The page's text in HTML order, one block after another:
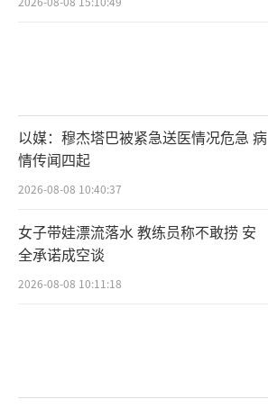
以媒：穆杰塔巴被紧急送医情况危急 病
情传闻四起
2026-08-08 10:40:37
女子带娃漂流落水 教练员称不敢捞 安
全承诺成空谈
2026-08-08 10:11:18